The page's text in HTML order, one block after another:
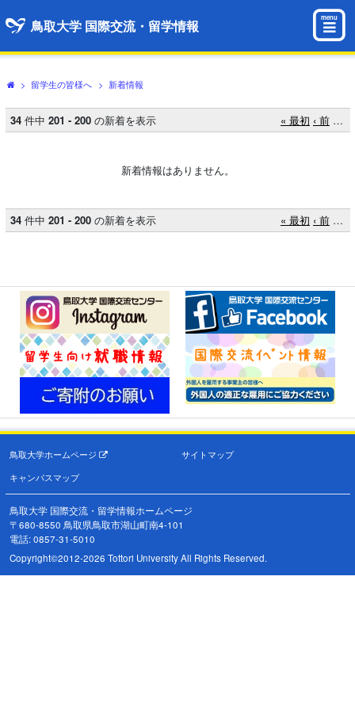
鳥取大学 国際交流・留学情報 menu
> 留学生の皆様へ > 新着情報
34 件中 201 - 200 の新着を表示 « 最初 ‹ 前 …
新着情報はありません。
34 件中 201 - 200 の新着を表示 « 最初 ‹ 前 …
鳥取大学ホームページ
サイトマップ
キャンパスマップ
鳥取大学 国際交流・留学情報ホームページ
〒680-8550 鳥取県鳥取市湖山町南4-101
電話: 0857-31-5010
Copyright©2012-2026 Tottori University All Rights Reserved.